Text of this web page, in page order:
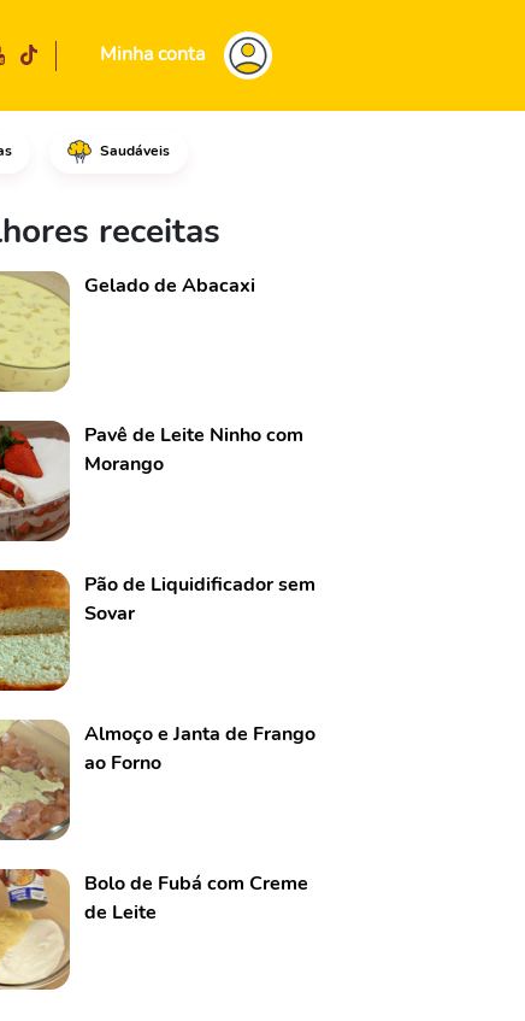
Minha conta
Saudáveis
a maça em pedaços
receitas
Gelado de Abacaxi
Pavê de Leite Ninho com
Morango
Pão de Liquidificador sem
Sovar
Almoço e Janta de Frango
ao Forno
Bolo de Fubá com Creme
de Leite